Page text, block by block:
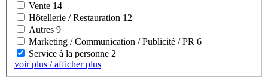
Vente 14
Hôtellerie / Restauration 12
Autres 9
Marketing / Communication / Publicité / PR 6
Service à la personne 2
voir plus / afficher plus